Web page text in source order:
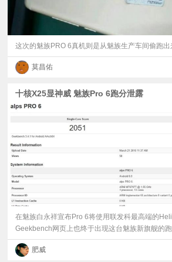
这次的魅族PRO 6真机则是从魅族生产车间偷跑出
莫昌佑
十核X25显神威 魅族Pro 6跑分泄露
在魅族白永祥宣布Pro 6将使用联发科最高端的
Geekbench网页上也终于出现这台魅族新旗舰的跑
肥威